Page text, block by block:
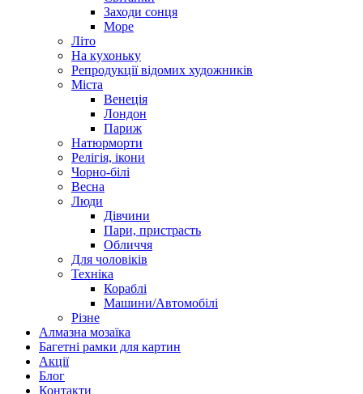
Заходи сонця
Море
Літо
На кухоньку
Репродукції відомих художників
Міста
Венеція
Лондон
Париж
Натюрморти
Релігія, ікони
Чорно-білі
Весна
Люди
Дівчини
Пари, пристрасть
Обличчя
Для чоловіків
Техніка
Кораблі
Машини/Автомобілі
Різне
Алмазна мозаїка
Багетні рамки для картин
Акції
Блог
Контакти